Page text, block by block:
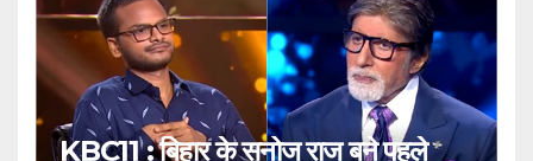
KBC11 : बिहार के सनोज राज बने पहले